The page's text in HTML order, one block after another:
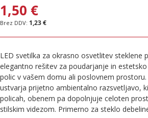
1,50 €
1,23 €
LED svetilka za okrasno osvetlitev steklene
elegantno rešitev za poudarjanje in
polic v vašem domu ali poslovnem
ustvarja prijetno ambientalno razsvetljavo,
policah, obenem pa dopolnjuje celoten
stilskim videzom. Primerno za steklo